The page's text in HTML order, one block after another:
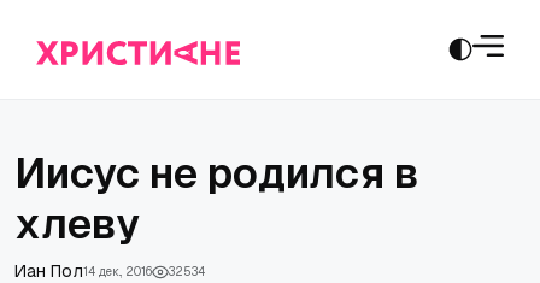
Иисус не родился в
хлеву
Иан Пол14 дек., 2016 32534